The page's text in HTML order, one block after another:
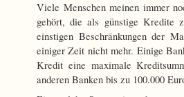
Viele Menschen meinen immer
gehört, die als günstige Kredite
einstigen Beschränkungen der
einiger Zeit nicht mehr. Einige
Kredit eine maximale
anderen Banken bis zu 100.000